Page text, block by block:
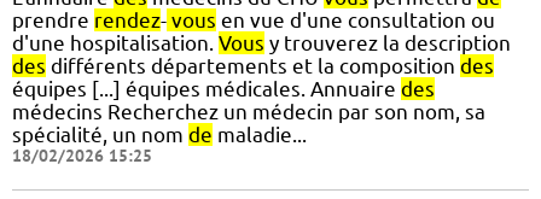
prendre rendez- vous en vue d'une consultation ou
d'une hospitalisation. Vous y trouverez la description
des différents départements et la composition des
équipes [...] équipes médicales. Annuaire des
médecins Recherchez un médecin par son nom, sa
spécialité, un nom de maladie...
18/02/2026 15:25